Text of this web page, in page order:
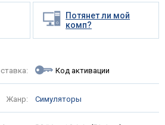
Потянет ли мой
комп?
Код активации
Жанр: Симуляторы